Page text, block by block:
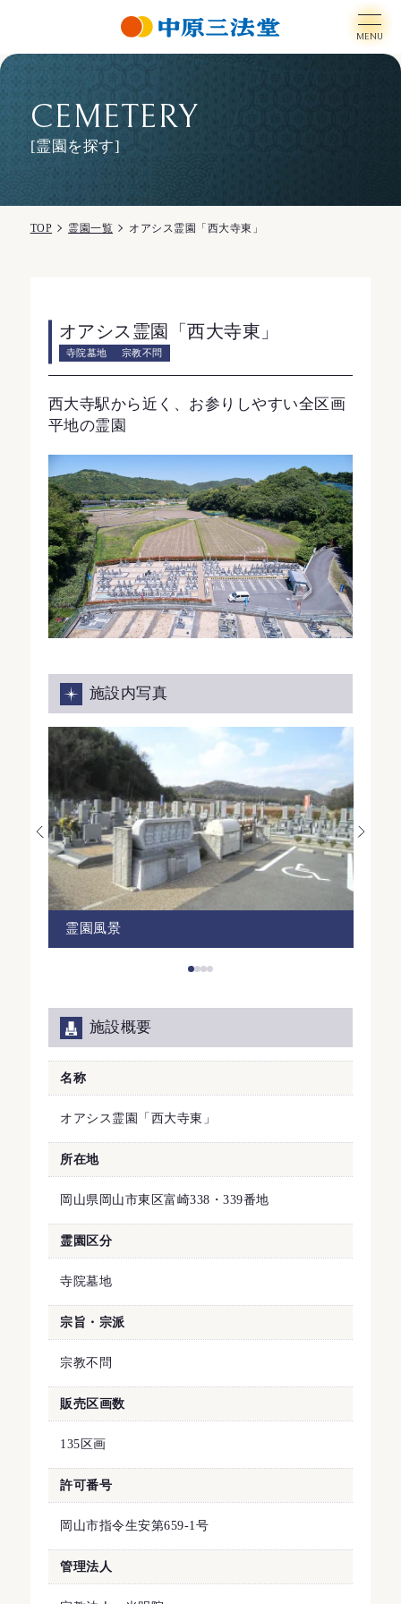
MENU
CEMETERY
[霊園を探す]
TOP 霊園一覧 オアシス霊園「西大寺東」
オアシス霊園「西大寺東」
寺院墓地 宗教不問
西大寺駅から近く、お参りしやすい全区画
平地の霊園
施設内写真
霊園風景
施設概要
名称
オアシス霊園「西大寺東」
所在地
岡山県岡山市東区富崎338・339番地
霊園区分
寺院墓地
宗旨・宗派
宗教不問
販売区画数
135区画
許可番号
岡山市指令生安第659-1号
管理法人